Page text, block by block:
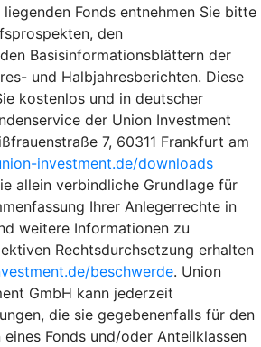
Fonds entnehmen Sie bitte
den
Basisinformationsblättern der
und Halbjahresberichten. Diese
kostenlos und in deutscher
der Union Investment
7, 60311 Frankfurt am
investment.de/downloads
allein verbindliche Grundlage für
Ihrer Anlegerrechte in
weitere Informationen zu
Rechtsdurchsetzung erhalten
beschwerde. Union
GmbH kann jederzeit
die sie gegebenenfalls für den
Fonds und/oder Anteilklassen